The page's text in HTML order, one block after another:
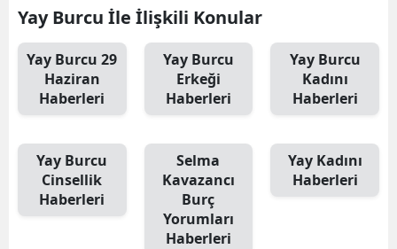
Yay Burcu İle İlişkili Konular
Yay Burcu 29
Haziran
Haberleri
Yay Burcu
Erkeği
Haberleri
Yay Burcu
Kadını
Haberleri
Yay Burcu
Cinsellik
Haberleri
Selma
Kavazancı
Burç
Yorumları
Haberleri
Yay Kadını
Haberleri